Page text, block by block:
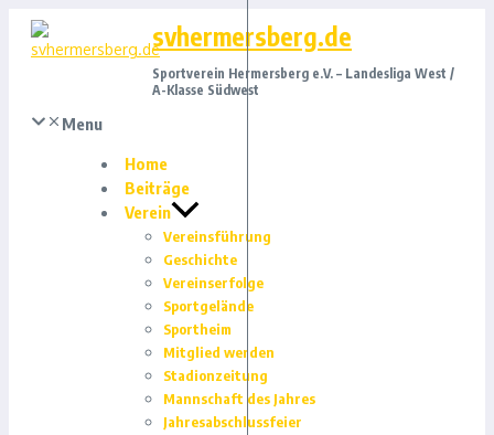
Zum
Inhalt
svhermersberg.de
Sportverein Hermersberg e.V. – Landesliga West /
A-Klasse Südwest
Menu
Home
Beiträge
Verein
Vereinsführung
Geschichte
Vereinserfolge
Sportgelände
Sportheim
Mitglied werden
Stadionzeitung
Mannschaft des Jahres
Jahresabschlussfeier